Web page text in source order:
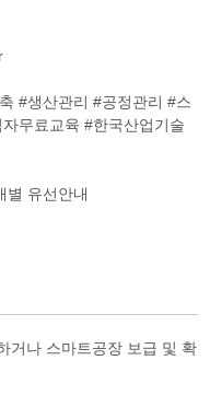
#생산관리 #공정관리 #스
무료교육 #한국산업기술
별 유선안내
거나 스마트공장 보급 및 확